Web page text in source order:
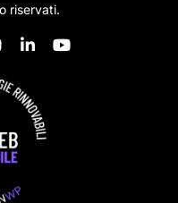
riservati.